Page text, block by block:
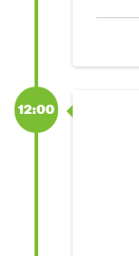
goed
jullie
12:00